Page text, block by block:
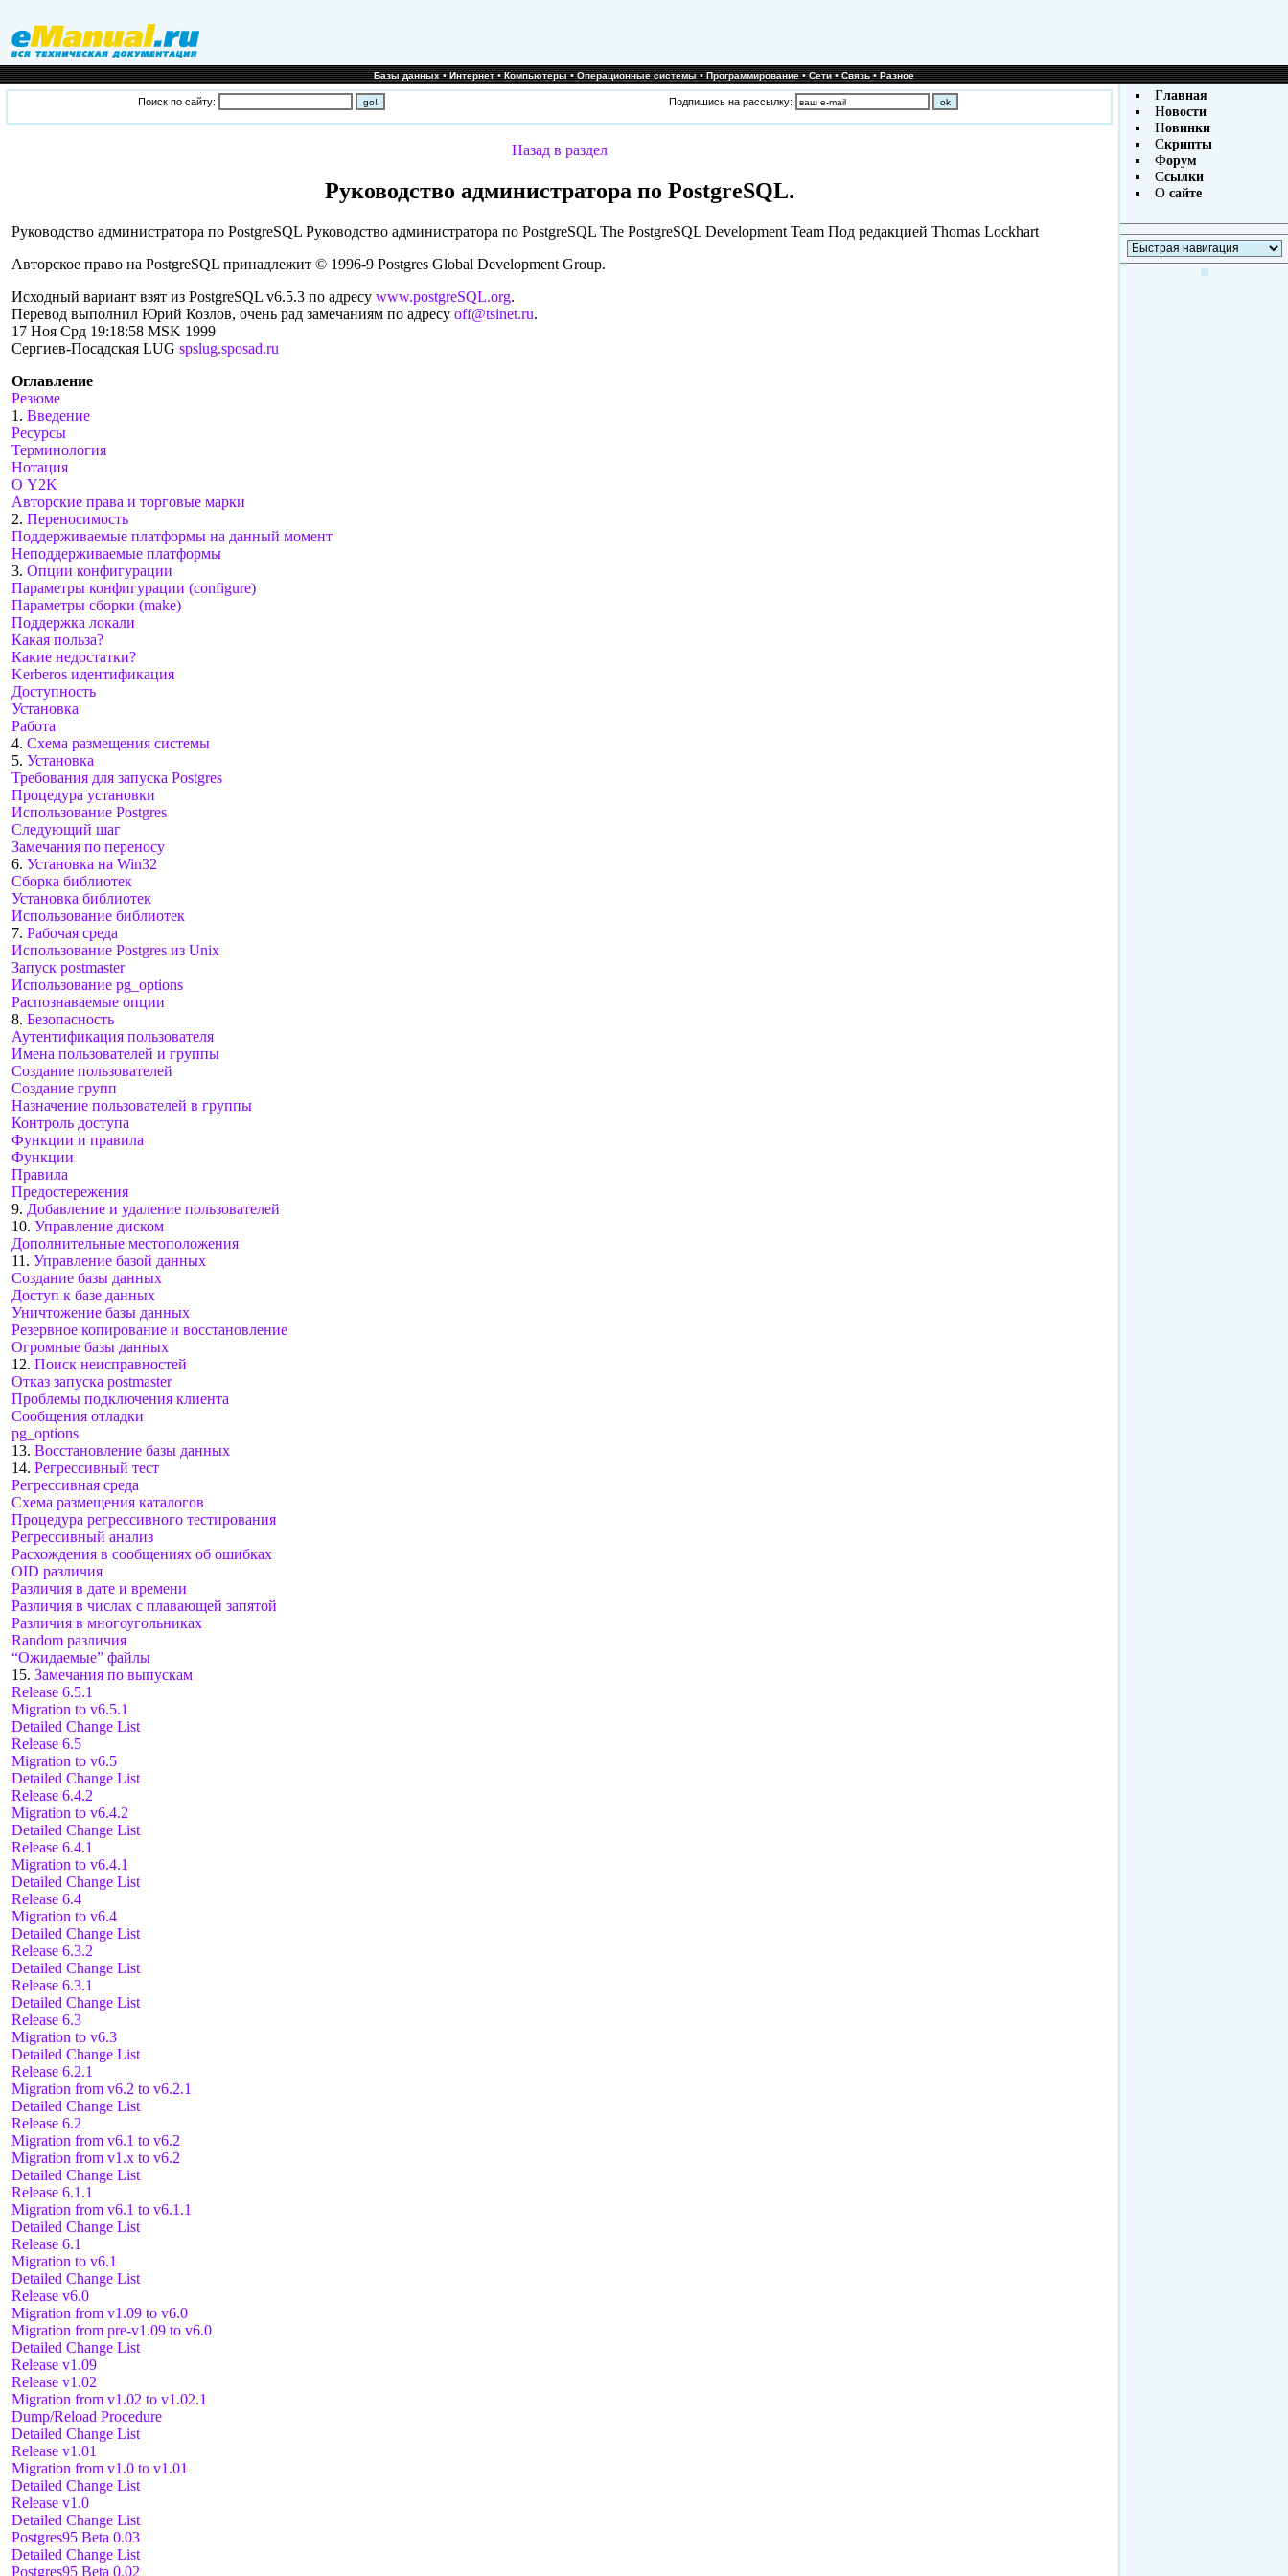
Базы данных•Интернет•Компьютеры•Операционные системы•Программирование•Сети•Связь•Разное
Поиск по сайту: Подпишись на рассылку:
Назад в раздел
Руководство администратора по PostgreSQL.
Руководство администратора по PostgreSQL Руководство администратора по PostgreSQL The PostgreSQL Development Team Под редакцией Thomas Lockhart
Авторское право на PostgreSQL принадлежит © 1996-9 Postgres Global Development Group.
Исходный вариант взят из PostgreSQL v6.5.3 по адресу www.postgreSQL.org.
Перевод выполнил Юрий Козлов, очень рад замечаниям по адресу off@tsinet.ru.
17 Ноя Срд 19:18:58 MSK 1999
Сергиев-Посадская LUG spslug.sposad.ru
Оглавление
Резюме
1. Введение
Ресурсы
Терминология
Нотация
О Y2K
Авторские права и торговые марки
2. Переносимость
Поддерживаемые платформы на данный момент
Неподдерживаемые платформы
3. Опции конфигурации
Параметры конфигурации (configure)
Параметры сборки (make)
Поддержка локали
Какая польза?
Какие недостатки?
Kerberos идентификация
Доступность
Установка
Работа
4. Схема размещения системы
5. Установка
Требования для запуска Postgres
Процедура установки
Использование Postgres
Следующий шаг
Замечания по переносу
6. Установка на Win32
Сборка библиотек
Установка библиотек
Использование библиотек
7. Рабочая среда
Использование Postgres из Unix
Запуск postmaster
Использование pg_options
Распознаваемые опции
8. Безопасность
Аутентификация пользователя
Имена пользователей и группы
Создание пользователей
Создание групп
Назначение пользователей в группы
Контроль доступа
Функции и правила
Функции
Правила
Предостережения
9. Добавление и удаление пользователей
10. Управление диском
Дополнительные местоположения
11. Управление базой данных
Создание базы данных
Доступ к базе данных
Уничтожение базы данных
Резервное копирование и восстановление
Огромные базы данных
12. Поиск неисправностей
Отказ запуска postmaster
Проблемы подключения клиента
Сообщения отладки
pg_options
13. Восстановление базы данных
14. Регрессивный тест
Регрессивная среда
Схема размещения каталогов
Процедура регрессивного тестирования
Регрессивный анализ
Расхождения в сообщениях об ошибках
OID различия
Различия в дате и времени
Различия в числах с плавающей запятой
Различия в многоугольниках
Random различия
“Ожидаемые” файлы
15. Замечания по выпускам
Release 6.5.1
Migration to v6.5.1
Detailed Change List
Release 6.5
Migration to v6.5
Detailed Change List
Release 6.4.2
Migration to v6.4.2
Detailed Change List
Release 6.4.1
Migration to v6.4.1
Detailed Change List
Release 6.4
Migration to v6.4
Detailed Change List
Release 6.3.2
Detailed Change List
Release 6.3.1
Detailed Change List
Release 6.3
Migration to v6.3
Detailed Change List
Release 6.2.1
Migration from v6.2 to v6.2.1
Detailed Change List
Release 6.2
Migration from v6.1 to v6.2
Migration from v1.x to v6.2
Detailed Change List
Release 6.1.1
Migration from v6.1 to v6.1.1
Detailed Change List
Release 6.1
Migration to v6.1
Detailed Change List
Release v6.0
Migration from v1.09 to v6.0
Migration from pre-v1.09 to v6.0
Detailed Change List
Release v1.09
Release v1.02
Migration from v1.02 to v1.02.1
Dump/Reload Procedure
Detailed Change List
Release v1.01
Migration from v1.0 to v1.01
Detailed Change List
Release v1.0
Detailed Change List
Postgres95 Beta 0.03
Detailed Change List
Postgres95 Beta 0.02
Главная
Новости
Новинки
Скрипты
Форум
Ссылки
Осайте